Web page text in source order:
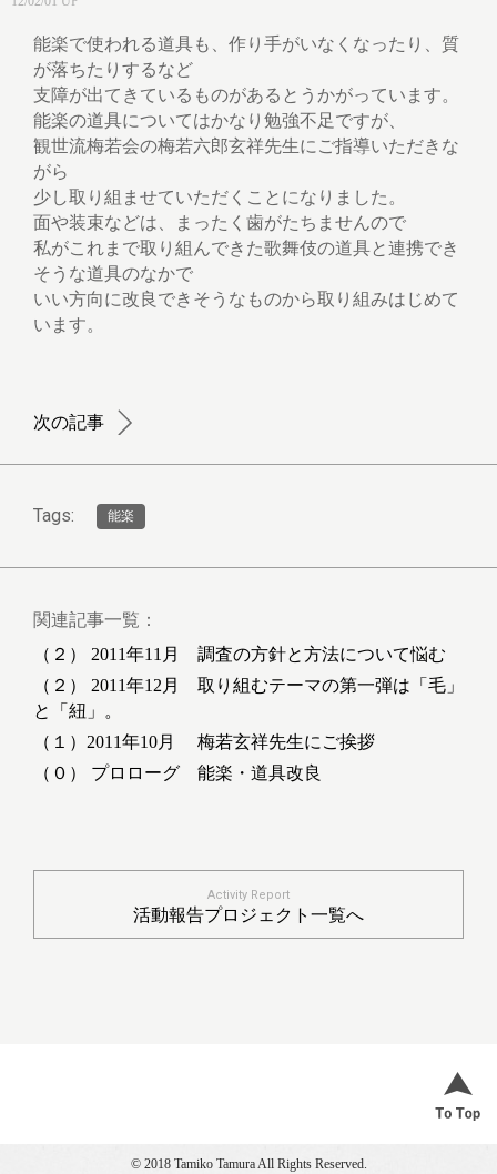
能楽で使われる道具も、作り手がいなくなったり、質
が落ちたりするなど
支障が出てきているものがあるとうかがっています。
能楽の道具についてはかなり勉強不足ですが、
観世流梅若会の梅若六郎玄祥先生にご指導いただきな
がら
少し取り組ませていただくことになりました。
面や装束などは、まったく歯がたちませんので
私がこれまで取り組んできた歌舞伎の道具と連携でき
そうな道具のなかで
いい方向に改良できそうなものから取り組みはじめて
います。
次の記事
Tags: 能楽
関連記事一覧：
（２） 2011年11月 調査の方針と方法について悩む
（２） 2011年12月 取り組むテーマの第一弾は「毛」
と「紐」。
（１）2011年10月 梅若玄祥先生にご挨拶
（０） プロローグ 能楽・道具改良
Activity Report
活動報告プロジェクト一覧へ
© 2018 Tamiko Tamura All Rights Reserved.